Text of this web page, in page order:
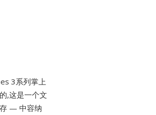
3系列掌上
,这是一个文
— 中容纳